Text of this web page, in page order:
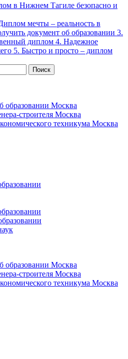
в Нижнем Тагиле безопасно и
мечты – реальность в
документ об образовании 3.
диплом 4. Надежное
5. Быстро и просто – диплом
образовании Москва
строителя Москва
техникума Москва
образовании Москва
строителя Москва
техникума Москва